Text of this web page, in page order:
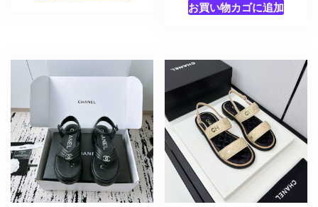
お買い物カゴに追加